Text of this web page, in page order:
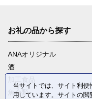
お礼の品から探す
ANAオリジナル
酒
魚介類
当サイトでは、サイト利
用しています。サイトの